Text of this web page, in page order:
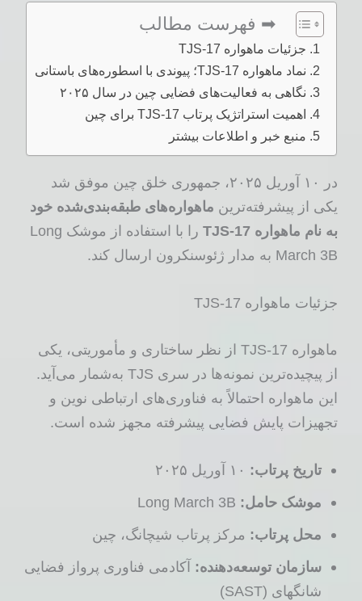
➡ فهرست مطالب
جزئیات ماهواره TJS-17
نماد ماهواره TJS-17؛ پیوندی با اسطوره‌های باستانی
نگاهی به فعالیت‌های فضایی چین در سال ۲۰۲۵
اهمیت استراتژیک پرتاب TJS-17 برای چین
منبع خبر و اطلاعات بیشتر
در ۱۰ آوریل ۲۰۲۵، جمهوری خلق چین موفق شد
یکی از پیشرفته‌ترین ماهواره‌های طبقه‌بندی‌شده خود
به نام ماهواره TJS-17
را با استفاده از موشک Long
March 3B به مدار ژئوسنکرون ارسال کند.
جزئیات ماهواره TJS-17
ماهواره TJS-17 از نظر ساختاری و مأموریتی، یکی
از پیچیده‌ترین نمونه‌ها در سری TJS به‌شمار می‌آید.
این ماهواره احتمالاً به فناوری‌های ارتباطی نوین و
تجهیزات پایش فضایی پیشرفته مجهز شده است.
تاریخ پرتاب:
موشک حامل:
محل پرتاب: مرکز پرتاب شیچانگ، چین
سازمان توسعه‌دهنده: آکادمی فناوری پرواز فضایی
شانگهای (SAST)